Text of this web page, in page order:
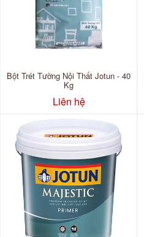
Bột Trét Tường Nội Thất Jotun - 40
Kg
Liên hệ